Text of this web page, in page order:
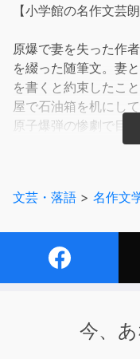
【小学館の名作文芸朗
原爆で妻を失った作
を綴った随筆文。妻
を書くと約束したこ
屋で石油箱を机にし
原子爆弾の惨劇で目
れ、どうしても筆が
文芸・落語 > 名作文
今、